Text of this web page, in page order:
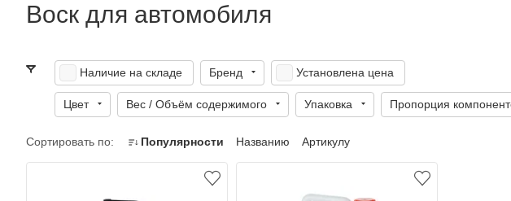
Воск для автомобиля
Наличие на складе Бренд Установлена цена
Цвет Вес / Объём содержимого Упаковка Пропорция
Сортировать по: Популярности Названию Артикулу